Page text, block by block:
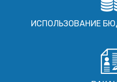
ИСПОЛЬЗОВАНИЕ